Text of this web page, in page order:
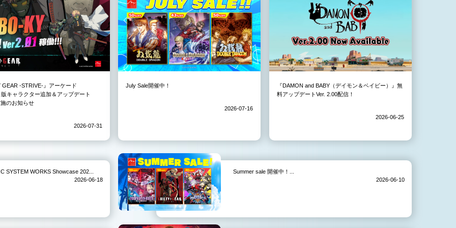
GEAR -STRIVE-』アーケード
キャラクター追加＆アップデート
のお知らせ
2026-07-31
July Sale開催中！
2026-07-16
『DAMON and BABY（デイモン＆ベイビー）』無
料アップデートVer. 2.00配信！
2026-06-25
SYSTEM WORKS Showcase 202...
2026-06-18
Summer sale 開催中！...
2026-06-10